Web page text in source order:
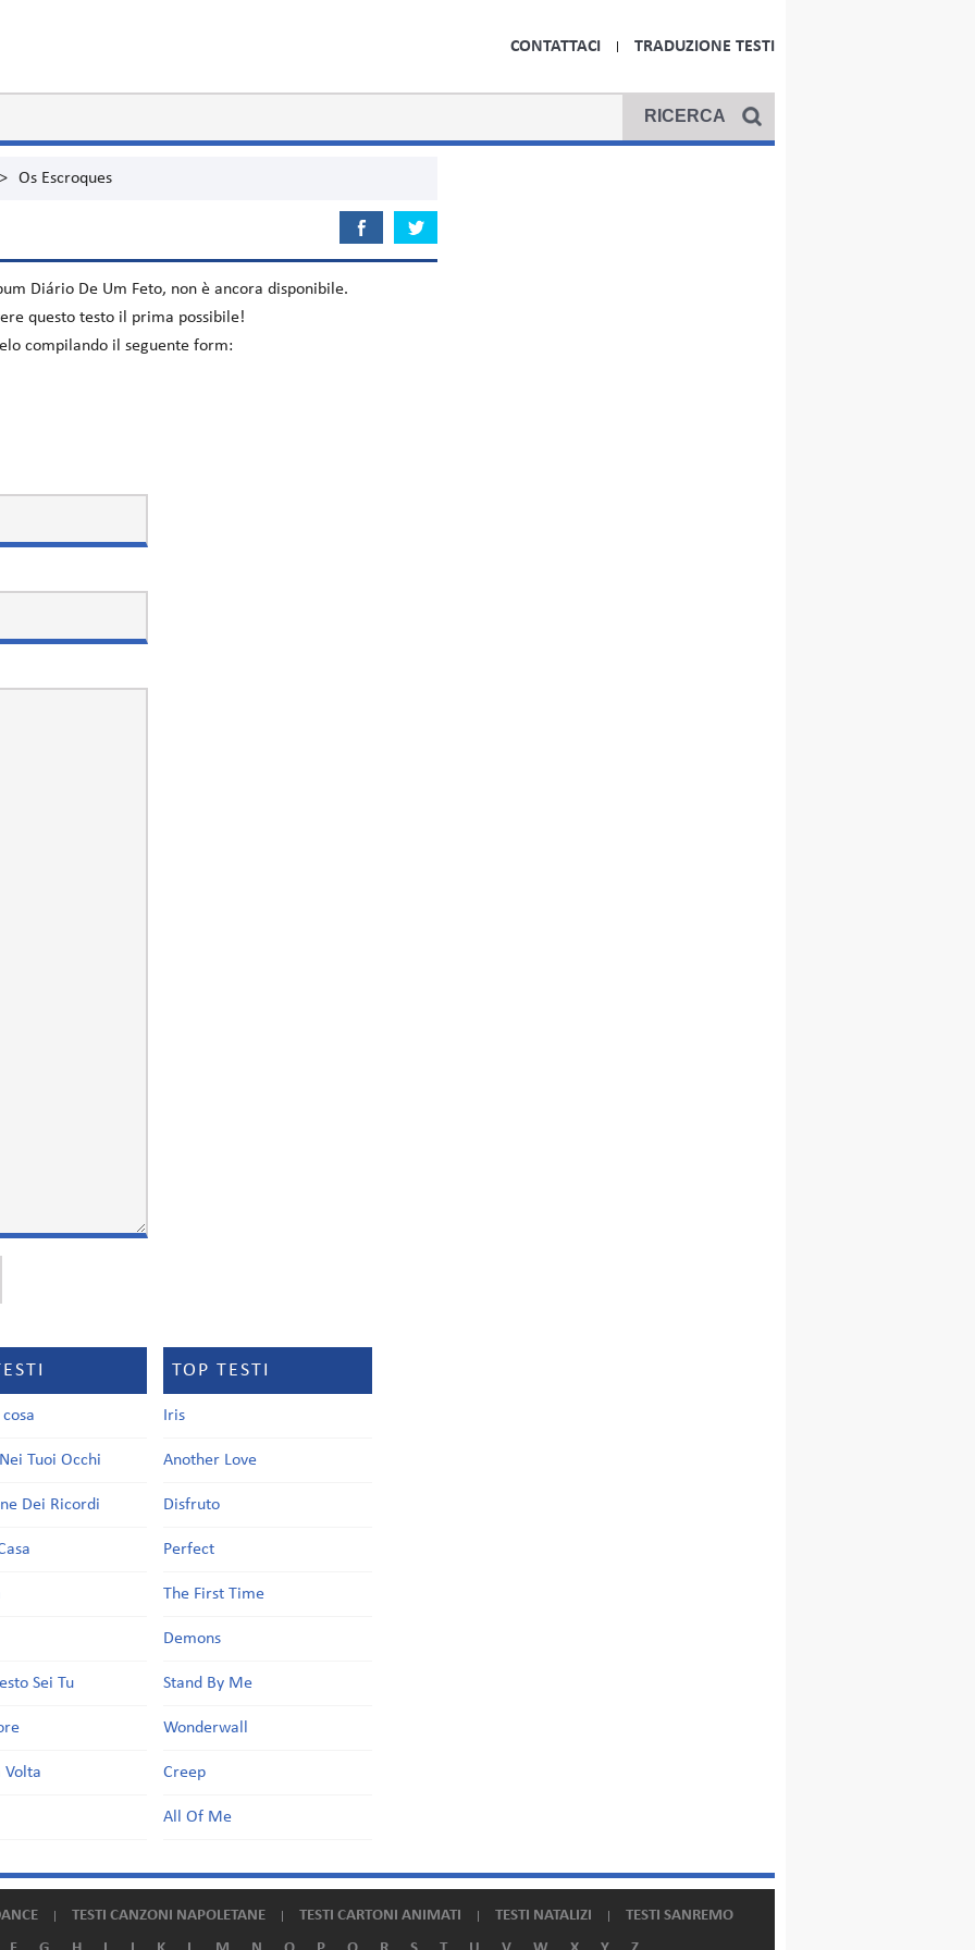
CONTATTACI TRADUZIONE TESTI
> Os Escroques
Diário De Um Feto, non è ancora disponibile.
questo testo il prima possibile!
compilando il seguente form:
Tuoi Occhi
Dei Ricordi
Sei Tu
Volta
TOP TESTI
Iris
Another Love
Disfruto
Perfect
The First Time
Demons
Stand By Me
Wonderwall
Creep
All Of Me
TESTI CANZONI NAPOLETANE TESTI CARTONI ANIMATI TESTI NATALIZI
TESTI SANREMO